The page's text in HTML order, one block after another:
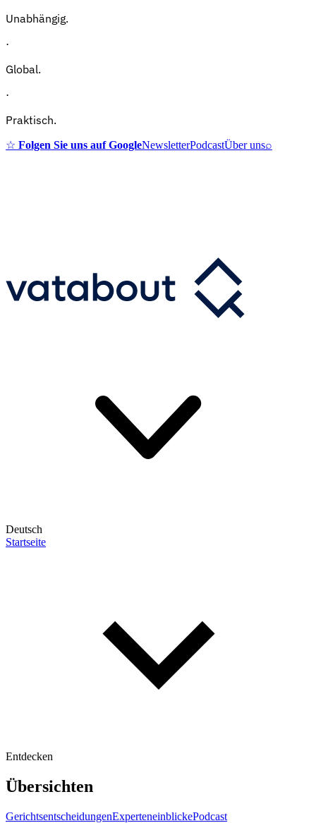
Unabhängig.
·
Global.
·
Praktisch.
☆ Folgen Sie uns auf GoogleNewsletterPodcastÜber uns⌕
Deutsch
Startseite
Entdecken
Übersichten
GerichtsentscheidungenExperteneinblickePodcast